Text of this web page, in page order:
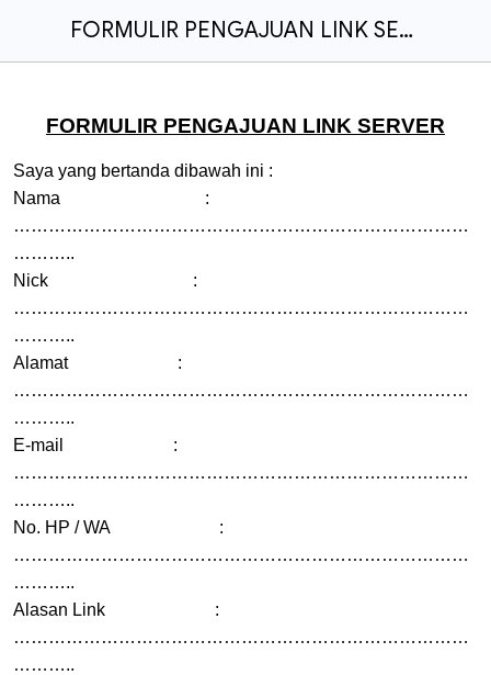
FORMULIR PENGAJUAN LINK SERVER
FORMULIR PENGAJUAN LINK SERVER
Saya yang bertanda dibawah ini :
Nama :
……………………………………………………………………
………..
Nick :
……………………………………………………………………
………..
Alamat :
……………………………………………………………………
………..
E-mail :
……………………………………………………………………
………..
No. HP / WA :
……………………………………………………………………
………..
Alasan Link :
……………………………………………………………………
………..